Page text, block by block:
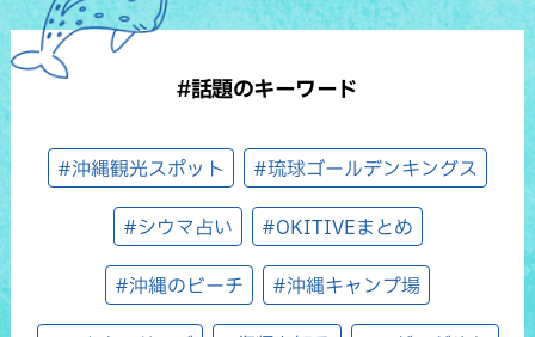
#話題のキーワード
#沖縄観光スポット #琉球ゴールデンキングス
#シウマ占い #OKITIVEまとめ
#沖縄のビーチ #沖縄キャンプ場